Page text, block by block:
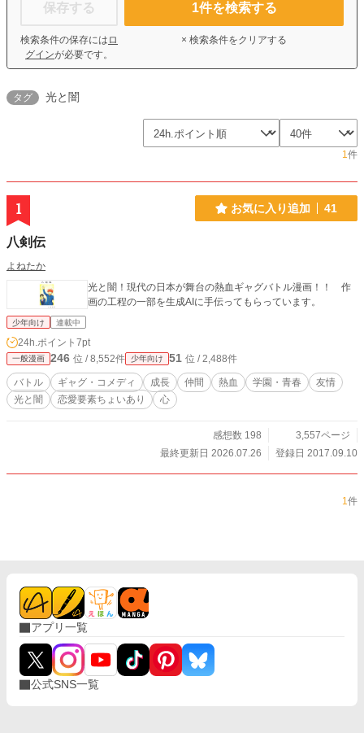
保存する
検索条件の保存には ロ
グインが必要です。
1件を検索する
× 検索条件をクリアする
タグ 光と闇
1件
1 お気に入り追加 41
八剣伝
よねたか
光と闇！現代の日本が舞台の熱血ギャグバトル漫画！！ 作
画の工程の一部を生成AIに手伝ってもらっています。
少年向け 連載中
24h.ポイント 7pt
一般漫画 246 位 / 8,552件 少年向け 51 位 / 2,488件
バトル ギャグ・コメディ 成長 仲間 熱血 学園・青春
友情
光と闇
恋愛要素ちょいあり 心
感想数 198
3,557ページ
最終更新日 2026.07.26
登録日 2017.09.10
1件
アプリ一覧
公式SNS一覧